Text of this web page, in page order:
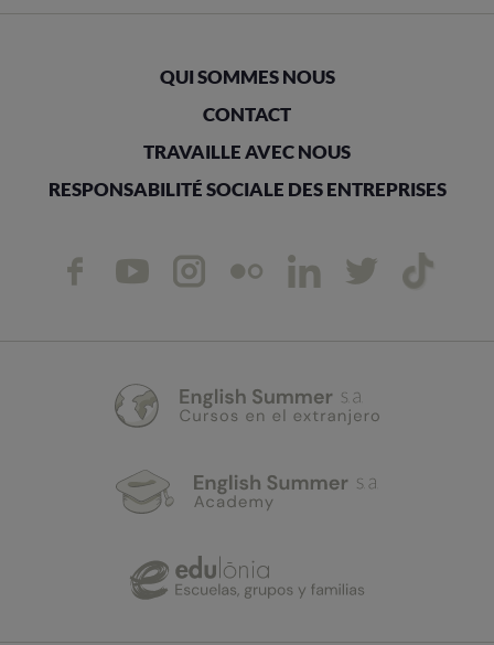
QUI SOMMES NOUS
CONTACT
TRAVAILLE AVEC NOUS
RESPONSABILITÉ SOCIALE DES ENTREPRISES